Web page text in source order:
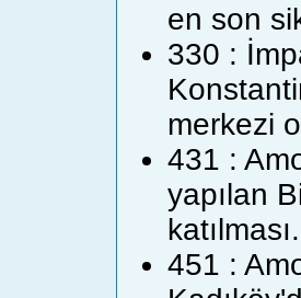
en son
330 :
merkezi
431 :
yapılan
katılması.
451 :